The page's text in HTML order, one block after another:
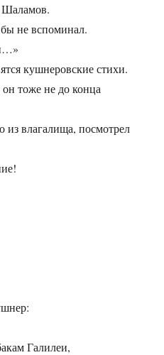
Шаламов.
не вспоминал.
кушнеровские стихи.
тоже не до конца
из влагалища, посмотрел
Галилеи,